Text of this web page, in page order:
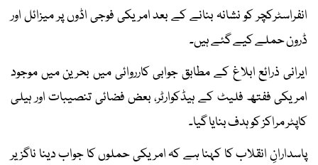
انفراسٹرکچر کو نشانہ بنانے کے بعد امریکی فوجی اڈوں پر میزائل اور
ڈرون حملے کیے گئے ہیں۔
ایرانی ذرائع ابلاغ کے مطابق جوابی کارروائی میں بحرین میں موجود
امریکی ففتھ فلیٹ کے ہیڈکوارٹر، بعض فضائی تنصیبات اور ہیلی
کاپٹر مراکز کو ہدف بنایا گیا۔
پاسدارانِ انقلاب کا کہنا ہے کہ امریکی حملوں کا جواب دینا ناگزیر